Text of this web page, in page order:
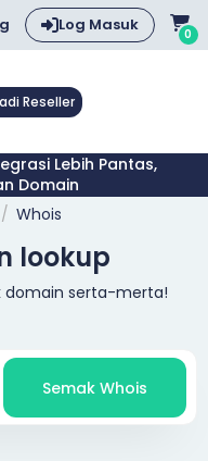
Log Masuk 0
Reseller
Lebih Pantas,
Domain
Whois
lookup
domain serta-merta!
Semak Whois